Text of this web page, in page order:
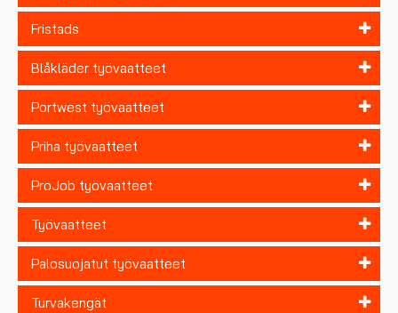
Fristads
Blåkläder työvaatteet
Portwest työvaatteet
Priha työvaatteet
ProJob työvaatteet
Työvaatteet
Palosuojatut työvaatteet
Turvakengät